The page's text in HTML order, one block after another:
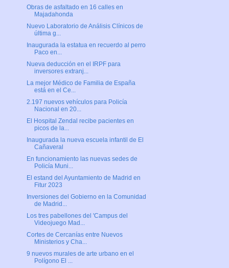
Obras de asfaltado en 16 calles en
Majadahonda
Nuevo Laboratorio de Análisis Clínicos de
última g...
Inaugurada la estatua en recuerdo al perro
Paco en...
Nueva deducción en el IRPF para
inversores extranj...
La mejor Médico de Familia de España
está en el Ce...
2.197 nuevos vehículos para Policía
Nacional en 20...
El Hospital Zendal recibe pacientes en
picos de la...
Inaugurada la nueva escuela infantil de El
Cañaveral
En funcionamiento las nuevas sedes de
Policía Muni...
El estand del Ayuntamiento de Madrid en
Fitur 2023
Inversiones del Gobierno en la Comunidad
de Madrid...
Los tres pabellones del 'Campus del
Videojuego Mad...
Cortes de Cercanías entre Nuevos
Ministerios y Cha...
9 nuevos murales de arte urbano en el
Polígono El ...